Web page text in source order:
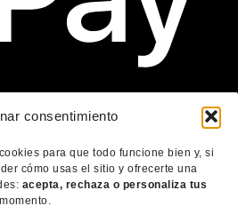
consentimiento
para que todo funcione bien y, si
cómo usas el sitio y ofrecerte una
acepta, rechaza o personaliza tus